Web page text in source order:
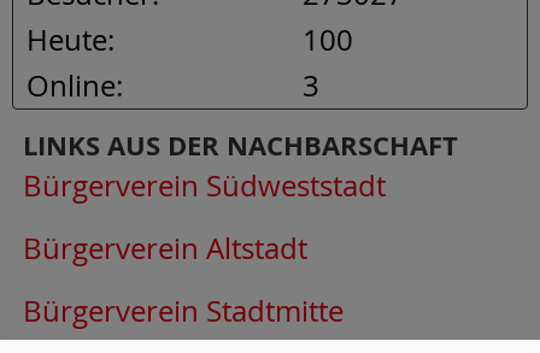
Heute:
100
Online:
3
LINKS AUS DER NACHBARSCHAFT
Bürgerverein Südweststadt
Bürgerverein Altstadt
Bürgerverein Stadtmitte